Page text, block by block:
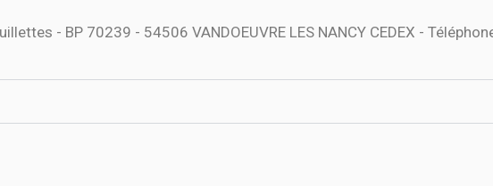
- BP 70239 - 54506 VANDOEUVRE LES NANCY CEDEX -